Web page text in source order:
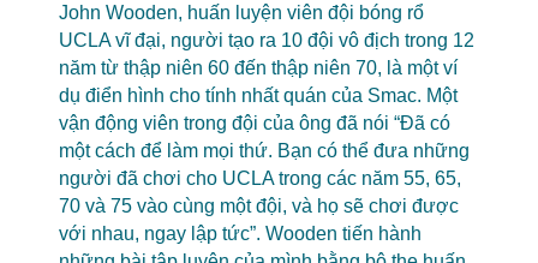
John Wooden, huấn luyện viên đội bóng rổ
UCLA vĩ đại, người tạo ra 10 đội vô địch trong 12
năm từ thập niên 60 đến thập niên 70, là một ví
dụ điển hình cho tính nhất quán của Smac. Một
vận động viên trong đội của ông đã nói “Đã có
một cách để làm mọi thứ. Bạn có thể đưa những
người đã chơi cho UCLA trong các năm 55, 65,
70 và 75 vào cùng một đội, và họ sẽ chơi được
với nhau, ngay lập tức”. Wooden tiến hành